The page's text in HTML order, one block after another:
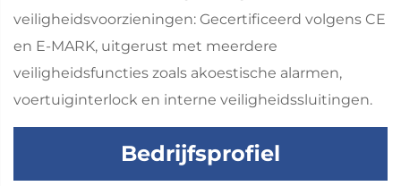
veiligheidsvoorzieningen: Gecertificeerd volgens CE
en E-MARK, uitgerust met meerdere
veiligheidsfuncties zoals akoestische alarmen,
voertuiginterlock en interne veiligheidssluitingen.
Bedrijfsprofiel